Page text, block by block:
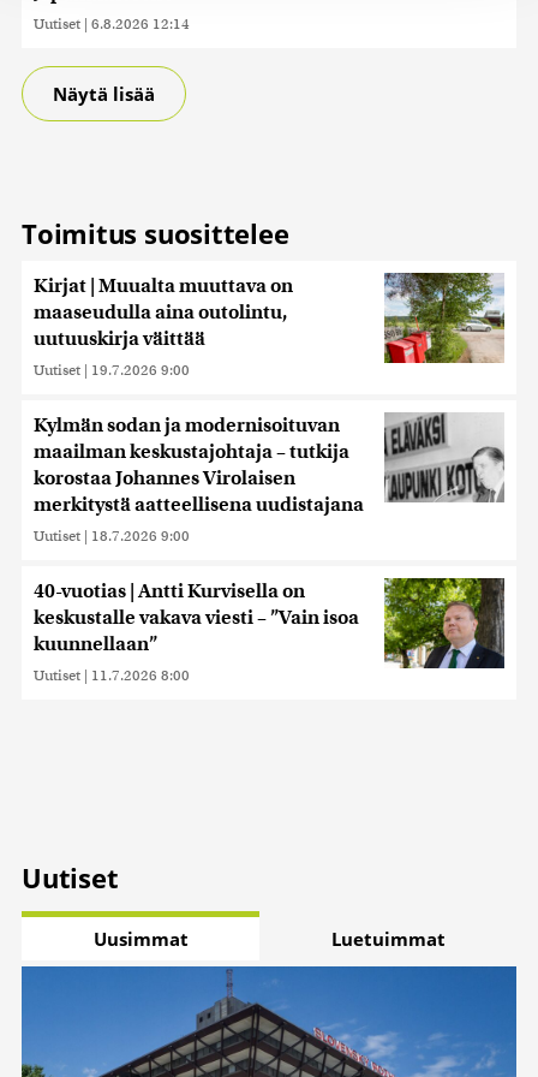
jaamme sosiaalisen median, mainosalan ja analytiikka-
alan kumppaneillemme tietoja siitä, miten käytät
sivustoamme. Kumppanimme voivat yhdistää näitä
tietoja muihin tietoihin, joita olet antanut heille tai joita on
kerätty, kun olet käyttänyt heidän palvelujaan. Tietoja
Uutiset | 6.8.2026 12:14
Näytä lisää
Toimitus suosittelee
Kirjat | Muualta muuttava on
maaseudulla aina outolintu,
uutuuskirja väittää
Uutiset | 19.7.2026 9:00
Kylmän sodan ja modernisoituvan
maailman keskustajohtaja – tutkija
korostaa Johannes Virolaisen
merkitystä aatteellisena uudistajana
Uutiset | 18.7.2026 9:00
40-vuotias | Antti Kurvisella on
keskustalle vakava viesti – ”Vain isoa
kuunnellaan”
Uutiset | 11.7.2026 8:00
Uutiset
Uusimmat Luetuimmat